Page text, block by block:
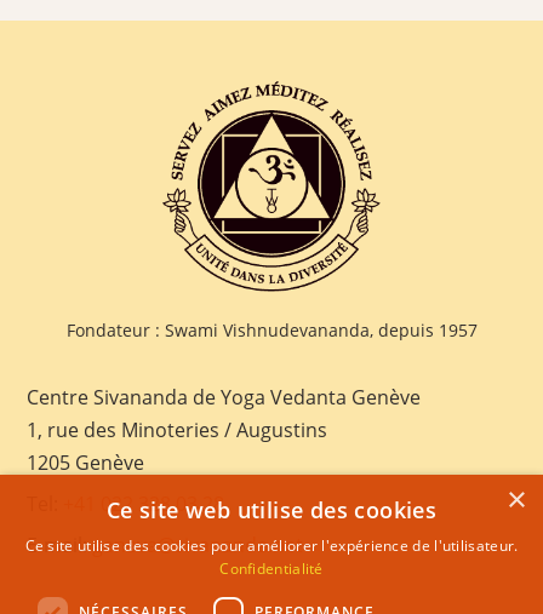
Fondateur : Swami Vishnudevananda, depuis 1957
Centre Sivananda de Yoga Vedanta Genève
1, rue des Minoteries / Augustins
1205 Genève
+41 022 328 03 28
E-mail:geneva@sivananda.net
×
Ce site web utilise des cookies
Ce site utilise des cookies pour améliorer l'expérience de l'utilisateur.
Confidentialité